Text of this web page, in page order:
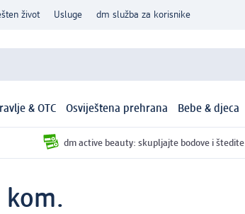
život Usluge dm služba za korisnike
& OTC Osviještena prehrana Bebe & djeca
dm active beauty: skupljajte bodove i štedite
kom.